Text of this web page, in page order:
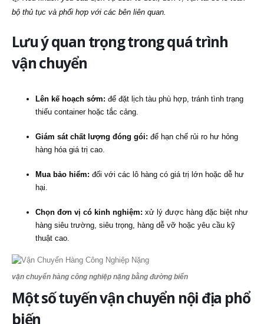
bộ thủ tục và phối hợp với các bên liên quan.
Lưu ý quan trọng trong quá trình
vận chuyển
Lên kế hoạch sớm: để đặt lịch tàu phù hợp, tránh tình trạng
thiếu container hoặc tắc cảng.
Giám sát chất lượng đóng gói: để hạn chế rủi ro hư hỏng
hàng hóa giá trị cao.
Mua bảo hiểm: đối với các lô hàng có giá trị lớn hoặc dễ hư
hại.
Chọn đơn vị có kinh nghiệm: xử lý được hàng đặc biệt như
hàng siêu trường, siêu trọng, hàng dễ vỡ hoặc yêu cầu kỹ
thuật cao.
vận chuyển hàng công nghiệp nặng bằng đường biển
Một số tuyến vận chuyển nội địa phổ
biến